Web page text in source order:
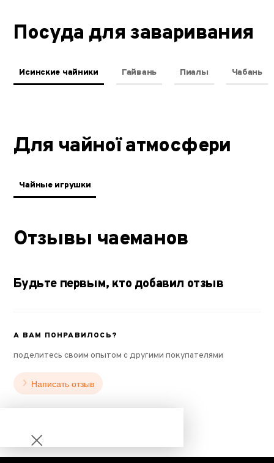
Посуда для заваривания
Исинские чайники Гайвань Пиалы Чабань
Для чайної атмосфери
Чайные игрушки
Отзывы чаеманов
Будьте первым, кто добавил отзыв
А ВАМ ПОНРАВИЛОСЬ?
поделитесь своим опытом с другими покупателями
Написать отзыв